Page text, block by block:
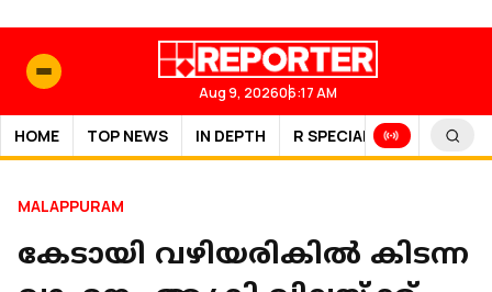
Aug 9, 202606:17 AM
HOME TOP NEWS IN DEPTH R SPECIAL SPORTS
MALAPPURAM
കേടായി വഴിയരികില്‍ കിടന്ന